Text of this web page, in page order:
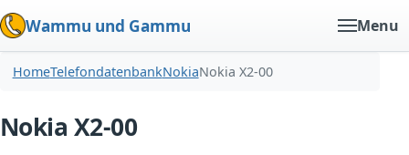
Wammu und Gammu Menu
HomeTelefondatenbankNokiaNokia X2-00
Nokia X2-00